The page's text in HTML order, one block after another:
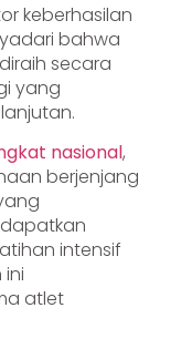
keberhasilan
bahwa
secara
yang
nasional,
berjenjang
intensif
atlet